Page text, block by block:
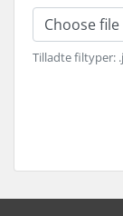
Choose file
Tilladte filtyper: